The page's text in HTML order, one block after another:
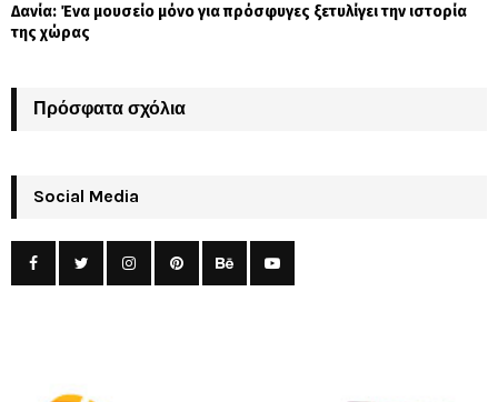
Δανία: Ένα μουσείο μόνο για πρόσφυγες ξετυλίγει την ιστορία
της χώρας
Πρόσφατα σχόλια
Social Media